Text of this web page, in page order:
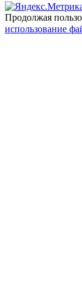
Продолжая
использование